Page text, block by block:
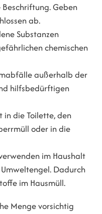
Geben
ab.
Substanzen
chemischen
außerhalb der
hilfsbedürftigen
in die Toilette, den
oder in die
im Haushalt
Dadurch
im Hausmüll.
Menge vorsichtig